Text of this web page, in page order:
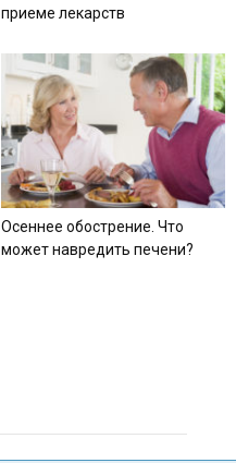
приеме лекарств
Осеннее обострение. Что
может навредить печени?